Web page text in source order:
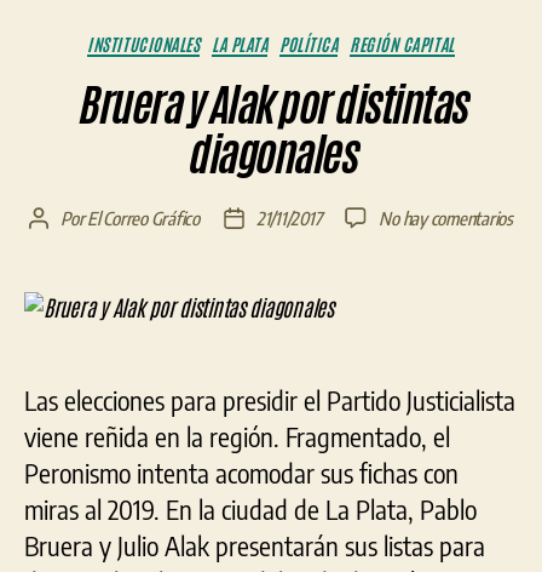
Categorías
INSTITUCIONALES LA PLATA POLÍTICA REGIÓN CAPITAL
Bruera y Alak por distintas
diagonales
Autor
entrada
PorEl Correo Gráfico
Fecha
entrada
21/11/2017 No hay comentariosen
Las elecciones para presidir el Partido Justicialista
viene reñida en la región. Fragmentado, el
Peronismo intenta acomodar sus fichas con
miras al 2019. En la ciudad de La Plata, Pablo
Bruera y Julio Alak presentarán sus listas para